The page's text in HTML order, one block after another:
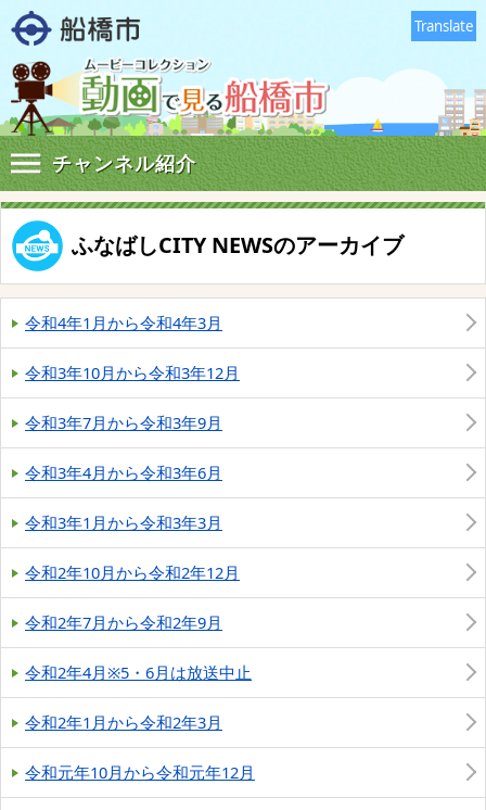
Translate
チャンネル紹介
ふなばしCITY NEWSのアーカイブ
令和4年1月から令和4年3月
令和3年10月から令和3年12月
令和3年7月から令和3年9月
令和3年4月から令和3年6月
令和3年1月から令和3年3月
令和2年10月から令和2年12月
令和2年7月から令和2年9月
令和2年4月※5・6月は放送中止
令和2年1月から令和2年3月
令和元年10月から令和元年12月